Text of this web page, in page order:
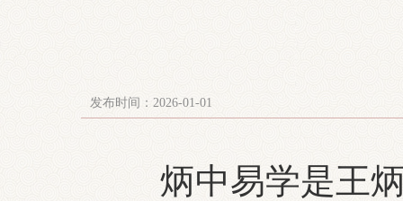
发布时间：2026-01-01
炳中易学是王炳